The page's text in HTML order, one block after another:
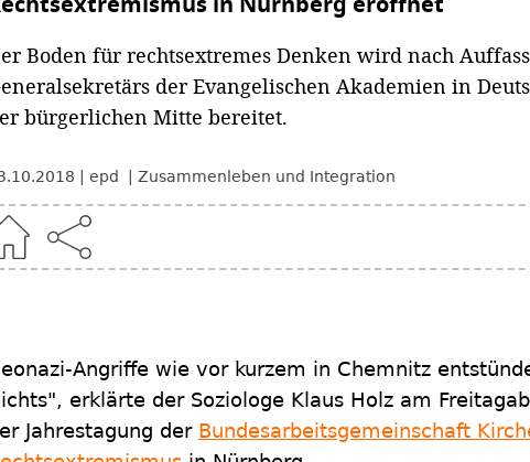
Boden für rechtsextremes Denken wird nach
der Evangelischen Akademien in
bürgerlichen Mitte bereitet.
epd Zusammenleben und Integration
Angriffe wie vor kurzem in Chemnitz
erklärte der Soziologe Klaus Holz am
Jahrestagung der Bundesarbeitsgemeinschaft